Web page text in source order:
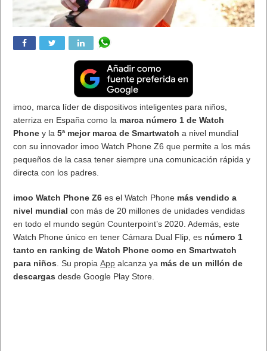
imoo, marca líder de dispositivos inteligentes para niños,
aterriza en España como la marca número 1 de Watch
Phone y la5ª mejor marca de Smartwatch a nivel mundial
con su innovador imoo Watch Phone Z6 que permite a los más
pequeños de la casa tener siempre una comunicación rápida y
directa con los padres.
imoo Watch Phone Z6es el Watch Phone más vendido a
nivel mundial con más de 20 millones de unidades vendidas
en todo el mundo según Counterpoint’s 2020. Además, este
Watch Phone único en tener Cámara Dual Flip, es número 1
tanto en ranking de Watch Phone como en Smartwatch
para niños. Su propiaApp alcanza ya más de un millón de
descargas desde Google Play Store.